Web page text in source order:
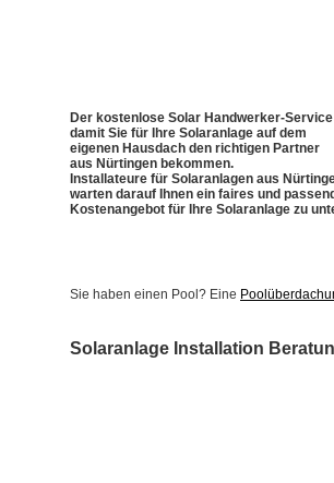
Der kostenlose Solar Handwerker-
damit Sie für Ihre Solaranlage auf dem
eigenen Hausdach den richtigen Partner
aus Nürtingen bekommen.
Installateure für Solaranlagen aus
warten darauf Ihnen ein faires und
Kostenangebot für Ihre Solaranlage zu
Sie haben einen Pool? Eine
Solaranlage Installation